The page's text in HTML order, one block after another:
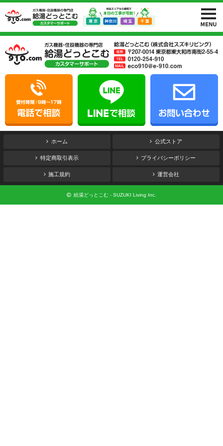
ホーム 公式ストア
特定商取引表示 プライバシーポリシー
施工規約 運営会社
給湯どっとこむ - SUZUKI Living Inc.